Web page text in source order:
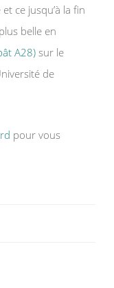
ce jusqu’à la fin
belle en
A28) sur le
de
pour vous